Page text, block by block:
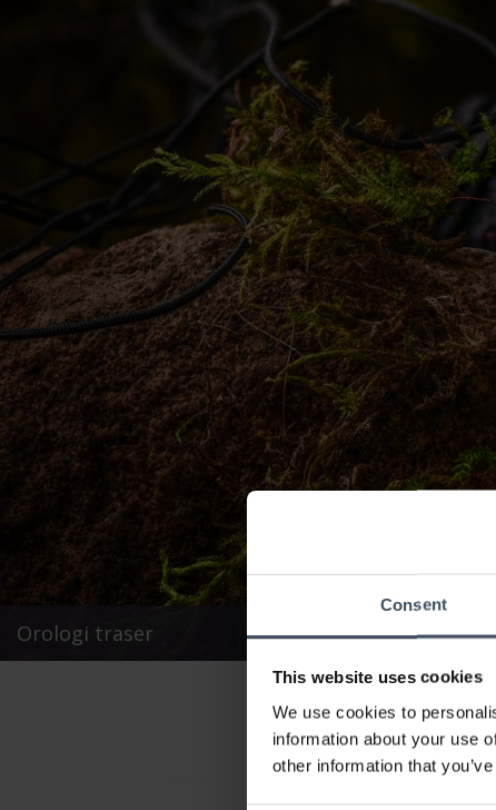
Consent
This website uses cookies
We use cookies to
information about your use
other information that
Orologi traser